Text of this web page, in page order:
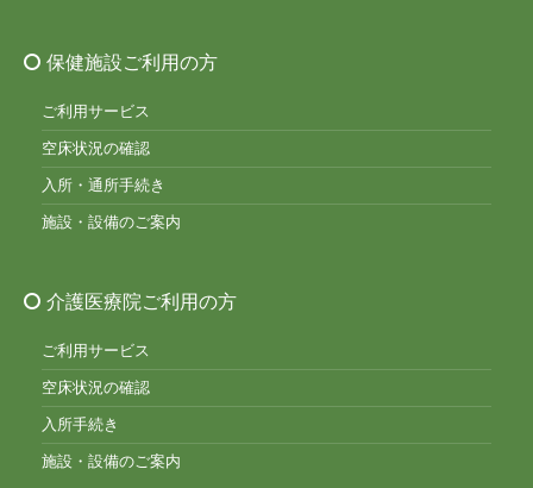
保健施設ご利用の方
ご利用サービス
空床状況の確認
入所・通所手続き
施設・設備のご案内
介護医療院ご利用の方
ご利用サービス
空床状況の確認
入所手続き
施設・設備のご案内